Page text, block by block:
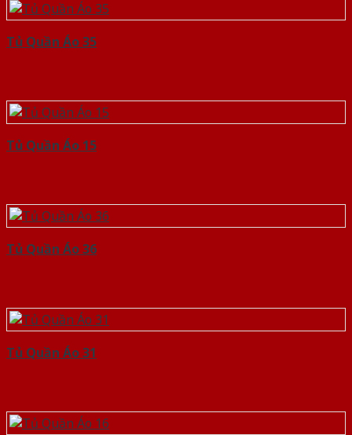
Tủ Quần Áo 35
Tủ Quần Áo 15
Tủ Quần Áo 36
Tủ Quần Áo 31